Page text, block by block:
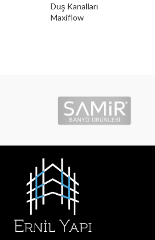
Duş Kanalları
Maxiflow